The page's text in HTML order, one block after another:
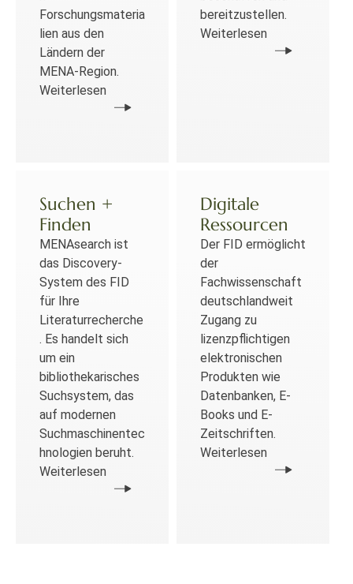
Forschungsmateria
lien aus den
Ländern der
MENA-Region.
Weiterlesen
bereitzustellen.
Weiterlesen
Suchen +
Finden
MENAsearch ist
das Discovery-
System des FID
für Ihre
Literaturrecherche
. Es handelt sich
um ein
bibliothekarisches
Suchsystem, das
auf modernen
Suchmaschinentec
hnologien beruht.
Weiterlesen
Digitale
Ressourcen
Der FID ermöglicht
der
Fachwissenschaft
deutschlandweit
Zugang zu
lizenzpflichtigen
elektronischen
Produkten wie
Datenbanken, E-
Books und E-
Zeitschriften.
Weiterlesen